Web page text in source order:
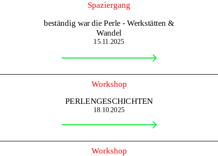
Spaziergang
beständig war die Perle - Werkstätten &
Wandel
15.11.2025
Workshop
PERLENGESCHICHTEN
18.10.2025
Workshop